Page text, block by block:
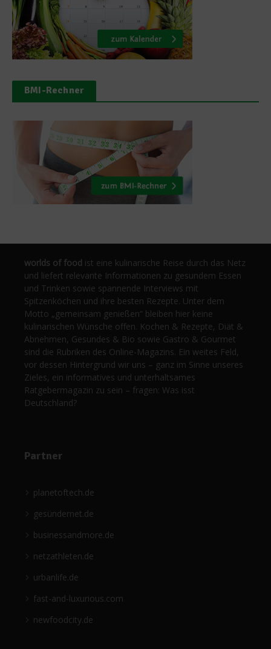
BMI-Rechner
worlds of food ist eine kulinarische Reise durch das Netz
und liefert relevante Informationen zu gesundem Essen
und Trinken sowie spannende Interviews mit
Spitzenköchen und ihre besten Rezepte. Unter dem
Motto „gemeinsam genießen“ bleiben hier keine
kulinarischen Wünsche offen. Kochen & Rezepte, Diät &
Abnehmen, Gesundes & Bio sowie Gastro & Gourmet
sind die Rubriken des Online-Magazins. Ein weites Feld,
vor dessen Hintergrund wir uns – ganz im Sinne unseres
Zieles, ein informatives und unterhaltsames
Ratgebermagazin zu sein – fragen: Was isst
Deutschland?
Partner
planetoftech.de
gesündernet.de
businessandmore.de
netzathleten.de
urbanlife.de
fast-and-luxurious.com
newfoodcity.de